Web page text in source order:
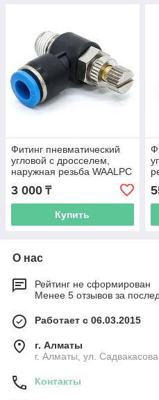
Фитинг пневматический
угловой с дросселем,
наружная резьба WAALPC
SL06-03, 3/8"
3 000 ₸
Купить
О нас
Рейтинг не сформирован
Менее 5 отзывов за
Работает с 06.03.2015
г. Алматы
г. Алматы, ул.
Контакты